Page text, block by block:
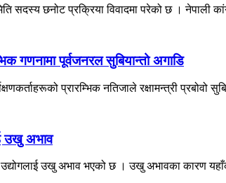
सदस्य छनोट प्रक्रिया विवादमा परेको छ । नेपाली
गणनामा पूर्वजनरल सुबियान्तो अगाडि
प्रारम्भिक नतिजाले रक्षामन्त्री प्रबोवो
उखु अभाव
उखु अभाव भएको छ । उखु अभावका कारण